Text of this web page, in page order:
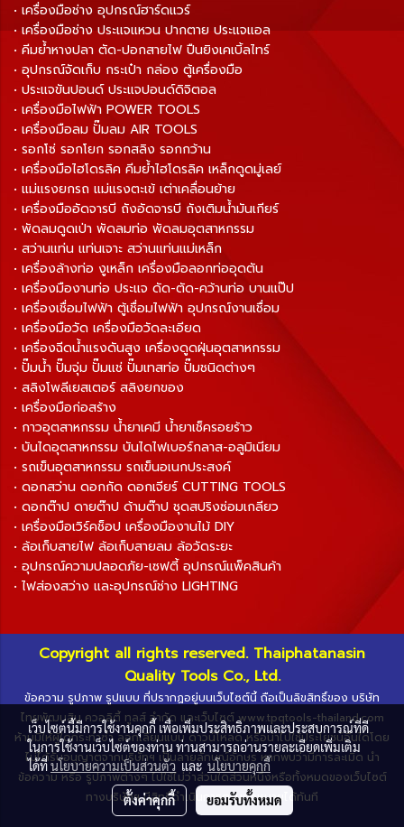
• เครื่องมือช่าง อุปกรณ์ฮาร์ดแวร์
• เครื่องมือช่าง ประแจแหวน ปากตาย ประแจแอล
• คีมย้ำหางปลา ตัด-ปอกสายไฟ ปืนยิงเคเบิ้ลไทร์
• อุปกรณ์จัดเก็บ กระเป๋า กล่อง ตู้เครื่องมือ
• ประแจขันปอนด์ ประแจปอนด์ดิจิตอล
• เครื่องมือไฟฟ้า POWER TOOLS
• เครื่องมือลม ปั๊มลม AIR TOOLS
• รอกโซ่ รอกโยก รอกสลิง รอกกว้าน
• เครื่องมือไฮโดรลิค คีมย้ำไฮโดรลิค เหล็กดูดมู่เลย์
• แม่แรงยกรถ แม่แรงตะเข้ เต่าเคลื่อนย้าย
• เครื่องมืออัดจารบี ถังอัดจารบี ถังเติมน้ำมันเกียร์
• พัดลมดูดเป่า พัดลมท่อ พัดลมอุตสาหกรรม
• สว่านแท่น แท่นเจาะ สว่านแท่นแม่เหล็ก
• เครื่องล้างท่อ งูเหล็ก เครื่องมือลอกท่ออุดตัน
• เครื่องมืองานท่อ ประแจ ดัด-ตัด-คว้านท่อ บานแป๊ป
• เครื่องเชื่อมไฟฟ้า ตู้เชื่อมไฟฟ้า อุปกรณ์งานเชื่อม
• เครื่องมือวัด เครื่องมือวัดละเอียด
• เครื่องฉีดน้ำแรงดันสูง เครื่องดูดฝุ่นอุตสาหกรรม
• ปั๊มน้ำ ปั๊มจุ่ม ปั๊มแช่ ปั๊มเทสท่อ ปั๊มชนิดต่างๆ
• สลิงโพลีเยสเตอร์ สลิงยกของ
• เครื่องมือก่อสร้าง
• กาวอุตสาหกรรม น้ำยาเคมี น้ำยาเช็ครอยร้าว
• บันไดอุตสาหกรรม บันไดไฟเบอร์กลาส-อลูมิเนียม
• รถเข็นอุตสาหกรรม รถเข็นอเนกประสงค์
• ดอกสว่าน ดอกกัด ดอกเจียร์ CUTTING TOOLS
• ดอกต๊าป ดายต๊าป ด้ามต๊าป ชุดสปริงซ่อมเกลียว
• เครื่องมือเวิร์คช็อป เครื่องมืองานไม้ DIY
• ล้อเก็บสายไฟ ล้อเก็บสายลม ล้อวัดระยะ
• อุปกรณ์ความปลอดภัย-เซฟตี้ อุปกรณ์แพ็คสินค้า
• ไฟส่องสว่าง และอุปกรณ์ช่าง LIGHTING
Copyright all rights reserved. Thaiphatanasin
Quality Tools Co., Ltd.
ข้อความ รูปภาพ รูปแบบ ที่ปรากฏอยู่บนเว็บไซต์นี้ ถือเป็นลิขสิทธิ์ของ บริษัท
ไทยพัฒนสิน ควอลิตี้ ทูลส์ จำกัด และเว็บไซต์ www.tpqtools-thailand.com
ห้ามมิให้ผู้ใดกระทำซ้ำ ลอกเลียนแบบ ดาวน์โหลด หรือนำไปใช้ประโยชน์อื่นใดโดย
ไม่ได้รับอนุญาตจากบริษัทฯ เป็นลายลักษณ์อักษร หากพบว่ามีการละเมิด นำ
ข้อความ หรือ รูปภาพต่างๆ ไปใช้ไม่ว่าส่วนใดส่วนหนึ่งหรือทั้งหมดของเว็บไซต์
ทางบริษัทฯ มีสิทธิ์ดำเนินการตามกฎหมายได้ทันที
เว็บไซต์นี้มีการใช้งานคุกกี้ เพื่อเพิ่มประสิทธิภาพและประสบการณ์ที่ดี
ในการใช้งานเว็บไซต์ของท่าน ท่านสามารถอ่านรายละเอียดเพิ่มเติม
ได้ที่นโยบายความเป็นส่วนตัวและนโยบายคุกกี้
ตั้งค่าคุกกี้ ยอมรับทั้งหมด